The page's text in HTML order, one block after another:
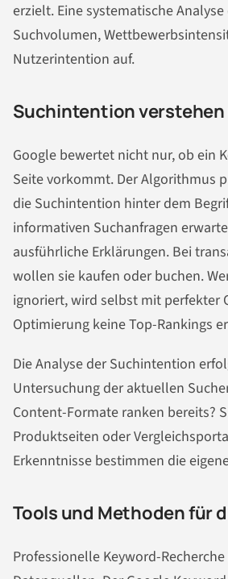
erzielt. Eine systematische
Suchvolumen,
Nutzerintention auf.
Suchintention verstehen
Google bewertet nicht nur, ob ein
Seite vorkommt. Der Algorithmus
die Suchintention hinter dem
informativen Suchanfragen
ausführliche Erklärungen. Bei
wollen sie kaufen oder buchen.
ignoriert, wird selbst mit perfekter
Optimierung keine Top-Rankings
Die Analyse der Suchintention
Untersuchung der aktuellen
Content-Formate ranken bereits?
Produktseiten oder
Erkenntnisse bestimmen die
Tools und Methoden für
Professionelle Keyword-